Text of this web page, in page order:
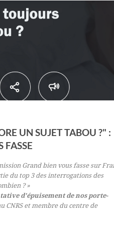
UN SUJET TABOU ?" :
FASSE
Grand bien vous fassesur
du top 3 des interrogations des
? »
d'épuisement de nos porte-
CNRS et membre du centre de